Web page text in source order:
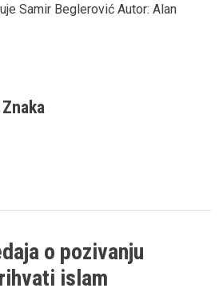
Samir Beglerović Autor: Alan
o pozivanju
islam